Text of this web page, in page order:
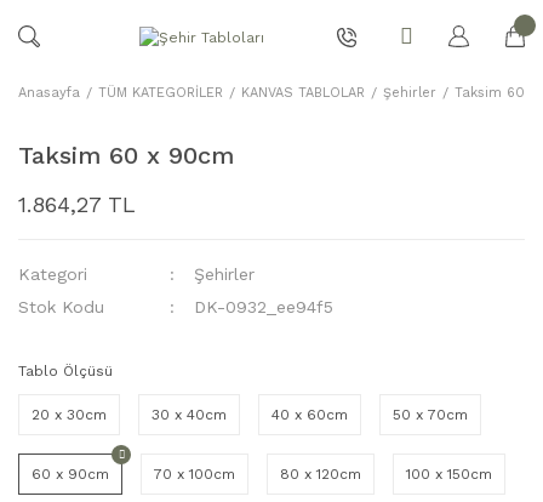
Anasayfa TÜM KATEGORİLER KANVAS TABLOLAR Şehirler Taksim 60 x
Taksim 60 x 90cm
1.864,27 TL
Kategori
Şehirler
Stok Kodu
DK-0932_ee94f5
Tablo Ölçüsü
20 x 30cm 30 x 40cm 40 x 60cm 50 x 70cm
60 x 90cm 70 x 100cm 80 x 120cm 100 x 150cm